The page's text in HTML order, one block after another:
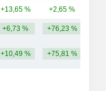
+13,65 % +2,65 %
+6,73 % +76,23 %
+10,49 % +75,81 %